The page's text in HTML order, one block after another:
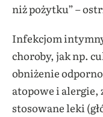
niż pożytku” –
Infekcjom
choroby, jak np.
obniżenie
atopowe i alergie,
stosowane leki